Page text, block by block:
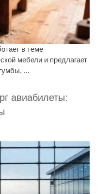
в теме
мебели и предлагает
...
авиабилеты: